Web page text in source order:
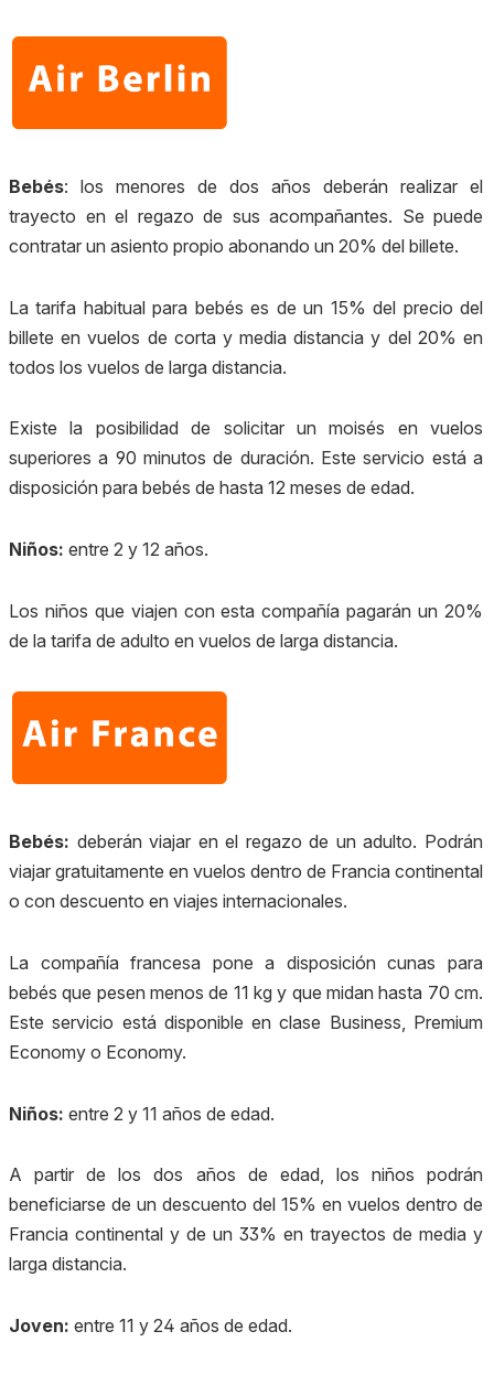
Bebés: los menores de dos años deberán realizar el
trayecto en el regazo de sus acompañantes. Se puede
contratar un asiento propio abonando un 20% del billete.
La tarifa habitual para bebés es de un 15% del precio del
billete en vuelos de corta y media distancia y del 20% en
todos los vuelos de larga distancia.
Existe la posibilidad de solicitar un moisés en vuelos
superiores a 90 minutos de duración. Este servicio está a
disposición para bebés de hasta 12 meses de edad.
Niños: entre 2 y 12 años.
Los niños que viajen con esta compañía pagarán un 20%
de la tarifa de adulto en vuelos de larga distancia.
Bebés: deberán viajar en el regazo de un adulto. Podrán
viajar gratuitamente en vuelos dentro de Francia continental
o con descuento en viajes internacionales.
La compañía francesa pone a disposición cunas para
bebés que pesen menos de 11 kg y que midan hasta 70 cm.
Este servicio está disponible en clase Business, Premium
Economy o Economy.
Niños: entre 2 y 11 años de edad.
A partir de los dos años de edad, los niños podrán
beneficiarse de un descuento del 15% en vuelos dentro de
Francia continental y de un 33% en trayectos de media y
larga distancia.
Joven: entre 11 y 24 años de edad.